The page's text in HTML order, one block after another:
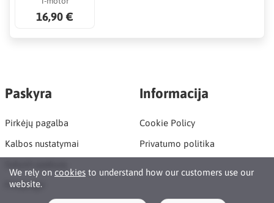
We rely on cookies to understand how our customers use our
website.
16,90 €
Paskyra
Pirkėjų pagalba
Kalbos nustatymai
Prisijungti
Informacija
Cookie Policy
Privatumo politika